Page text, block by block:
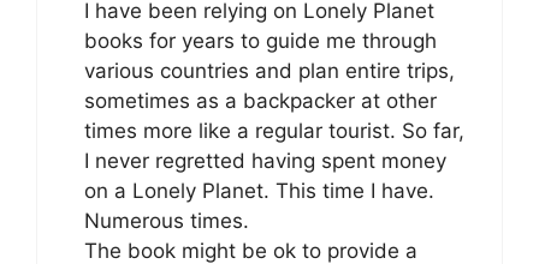
I have been relying on Lonely Planet
books for years to guide me through
various countries and plan entire trips,
sometimes as a backpacker at other
times more like a regular tourist. So far,
I never regretted having spent money
on a Lonely Planet. This time I have.
Numerous times.
The book might be ok to provide a